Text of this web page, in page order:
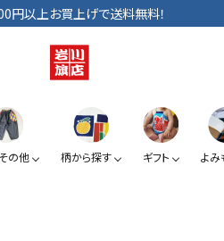
円以上お買上げで送料無料！
の他 柄から探す ギフト よみ